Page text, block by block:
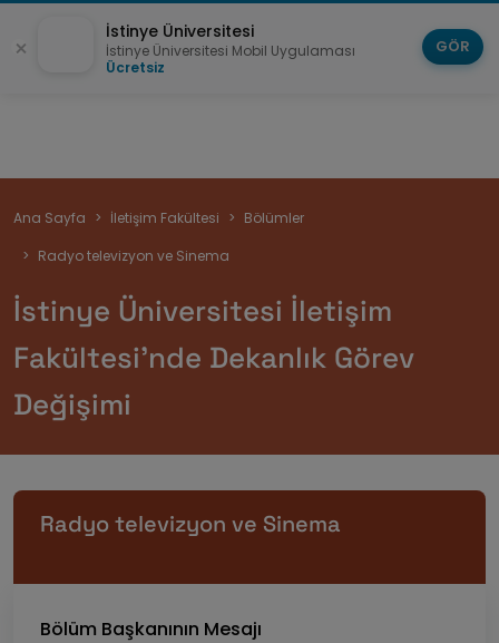
Sayfa
yolu
Ana Sayfa İletişim Fakültesi
Bölümler
Radyo televizyon ve Sinema
İstinye Üniversitesi İletişim
Fakültesi’nde Dekanlık Görev
Değişimi
Radyo televizyon ve Sinema
Bölüm Başkanının Mesajı
İstinye Üniversitesi
İstinye Üniversitesi Mobil Uygulaması
Ücretsiz
GÖR